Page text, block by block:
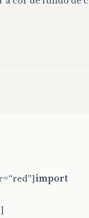
import